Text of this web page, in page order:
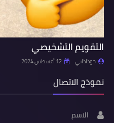
التقويم التشخيصي
جوذاذاتي 12 أغسطس 2024
نموذج الاتصال
الاسم